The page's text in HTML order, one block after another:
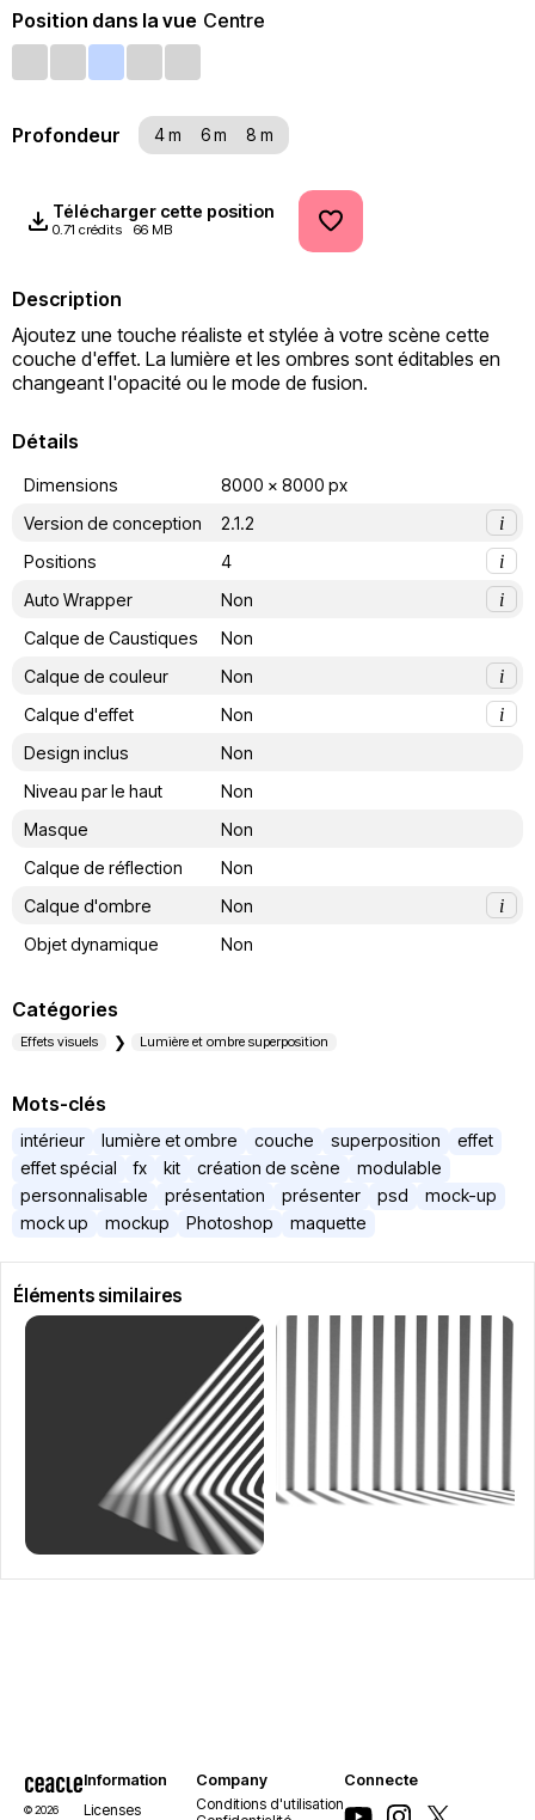
Position dans la vue Centre
Profondeur 4 m 6 m 8 m
Télécharger cette position
0.71 crédits 66 MB
Description
Ajoutez une touche réaliste et stylée à votre scène cette
couche d'effet. La lumière et les ombres sont éditables en
changeant l'opacité ou le mode de fusion.
Détails
Dimensions
8000 x 8000 px
Version de conception
2.1.2
i
Positions
4
i
Auto Wrapper
Non
i
Calque de Caustiques
Non
Calque de couleur
Non
i
Calque d'effet
Non
i
Design inclus
Non
Niveau par le haut
Non
Masque
Non
Calque de réflection
Non
Calque d'ombre
Non
i
Objet dynamique
Non
Catégories
Effets visuels Lumière et ombre superposition
Mots-clés
intérieur lumière et ombre couche superposition
effet
effet spécial
fx kit création de scène
modulable
personnalisable
présentation présenter psd
mock-up
mock up
mockup Photoshop maquette
Éléments similaires
© 2026
Information
Licenses
Company
Conditions d'utilisation
Connecte